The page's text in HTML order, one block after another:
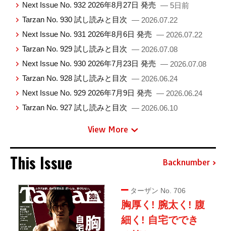
Next Issue No. 932 2026年8月27日 発売 — 5日前
Tarzan No. 930 試し読みと目次 — 2026.07.22
Next Issue No. 931 2026年8月6日 発売 — 2026.07.22
Tarzan No. 929 試し読みと目次 — 2026.07.08
Next Issue No. 930 2026年7月23日 発売 — 2026.07.08
Tarzan No. 928 試し読みと目次 — 2026.06.24
Next Issue No. 929 2026年7月9日 発売 — 2026.06.24
Tarzan No. 927 試し読みと目次 — 2026.06.10
View More
This Issue Backnumber
ターザン No. 706
胸厚く! 腕太く! 腹
細く! 自宅ででき